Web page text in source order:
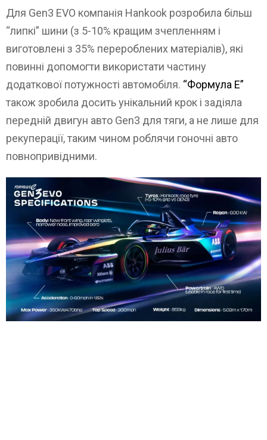
Для Gen3 EVO компанія Hankook розробила більш
“липкі” шини (з 5-10% кращим зчепленням і
виготовлені з 35% перероблених матеріалів), які
повинні допомогти використати частину
додаткової потужності автомобіля. “Формула E”
також зробила досить унікальний крок і задіяла
передній двигун авто Gen3 для тяги, а не лише для
рекуперації, таким чином роблячи гоночні авто
повнопривідними.